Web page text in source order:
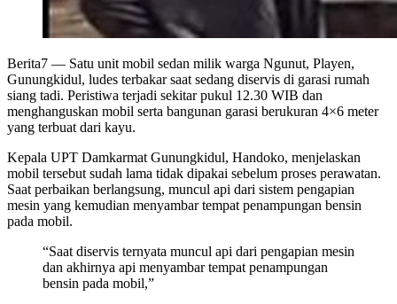
Berita7 — Satu unit mobil sedan milik warga Ngunut, Playen,
Gunungkidul, ludes terbakar saat sedang diservis di garasi rumah
siang tadi. Peristiwa terjadi sekitar pukul 12.30 WIB dan
menghanguskan mobil serta bangunan garasi berukuran 4×6 meter
yang terbuat dari kayu.
Kepala UPT Damkarmat Gunungkidul, Handoko, menjelaskan
mobil tersebut sudah lama tidak dipakai sebelum proses perawatan.
Saat perbaikan berlangsung, muncul api dari sistem pengapian
mesin yang kemudian menyambar tempat penampungan bensin
pada mobil.
“Saat diservis ternyata muncul api dari pengapian mesin
dan akhirnya api menyambar tempat penampungan
bensin pada mobil,”